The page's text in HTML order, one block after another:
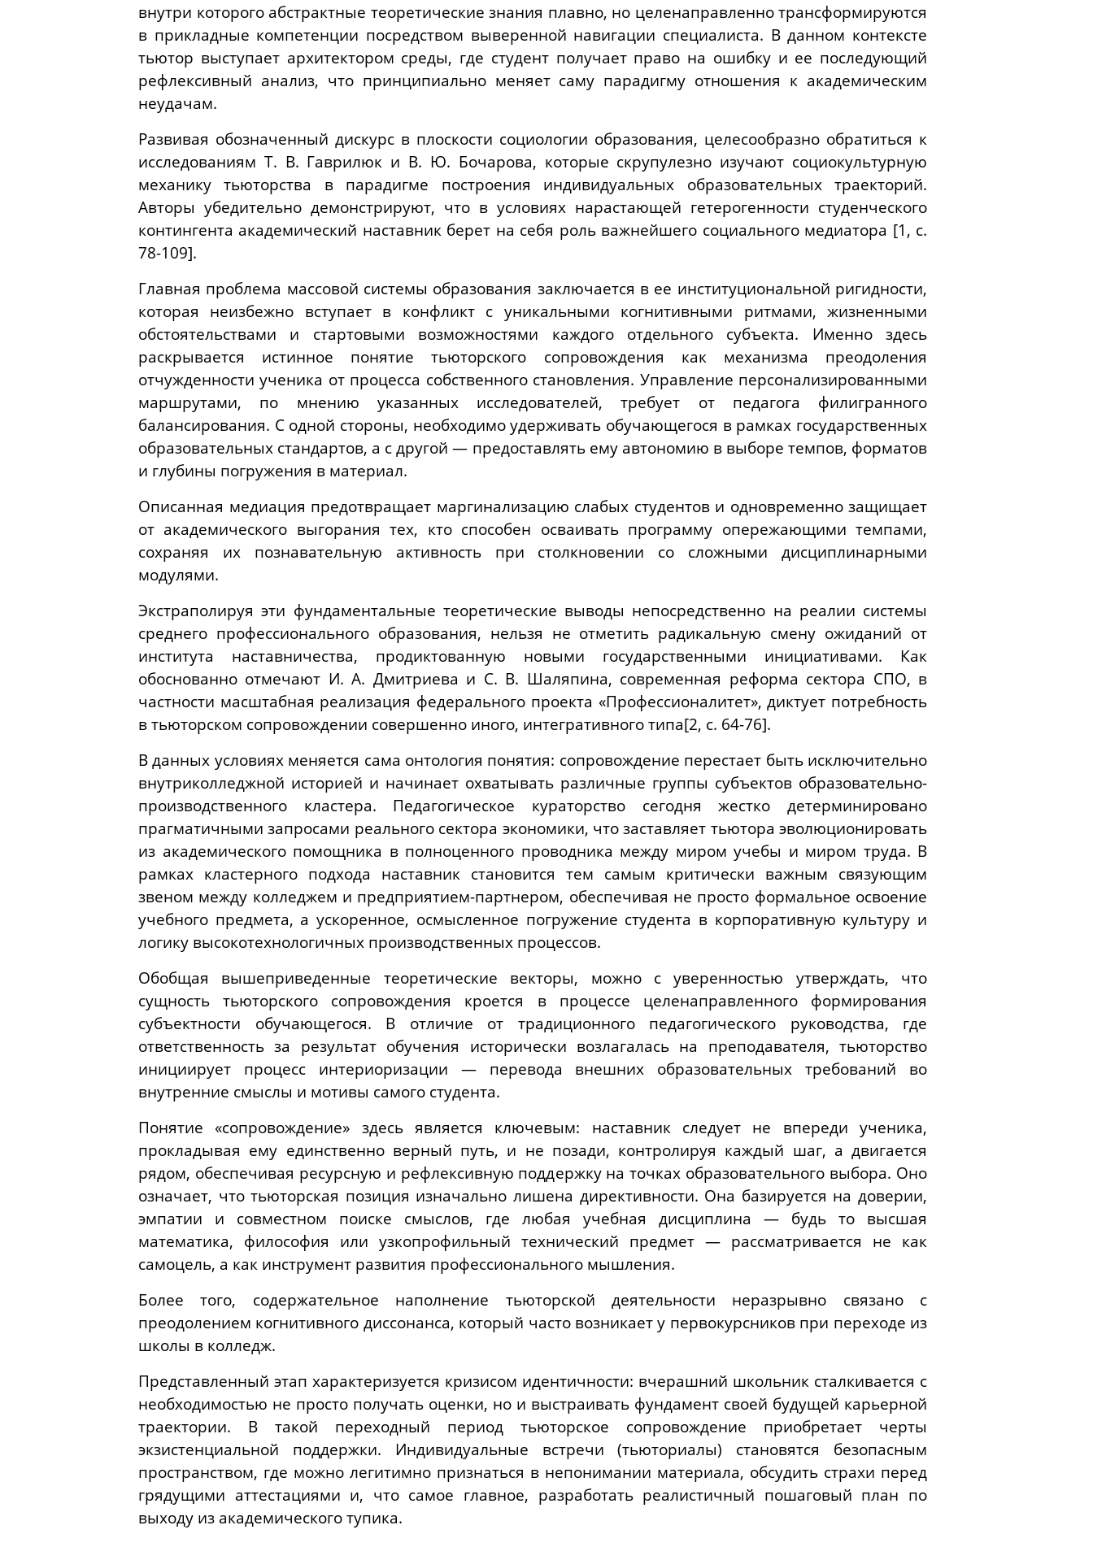
внутри которого абстрактные теоретические знания плавно, но целенаправленно трансформируются
в прикладные компетенции посредством выверенной навигации специалиста. В данном контексте
тьютор выступает архитектором среды, где студент получает право на ошибку и ее последующий
рефлексивный анализ, что принципиально меняет саму парадигму отношения к академическим
неудачам.
Развивая обозначенный дискурс в плоскости социологии образования, целесообразно обратиться к
исследованиям Т. В. Гаврилюк и В. Ю. Бочарова, которые скрупулезно изучают социокультурную
механику тьюторства в парадигме построения индивидуальных образовательных траекторий.
Авторы убедительно демонстрируют, что в условиях нарастающей гетерогенности студенческого
контингента академический наставник берет на себя роль важнейшего социального медиатора [1, c.
78-109].
Главная проблема массовой системы образования заключается в ее институциональной ригидности,
которая неизбежно вступает в конфликт с уникальными когнитивными ритмами, жизненными
обстоятельствами и стартовыми возможностями каждого отдельного субъекта. Именно здесь
раскрывается истинное понятие тьюторского сопровождения как механизма преодоления
отчужденности ученика от процесса собственного становления. Управление персонализированными
маршрутами, по мнению указанных исследователей, требует от педагога филигранного
балансирования. С одной стороны, необходимо удерживать обучающегося в рамках государственных
образовательных стандартов, а с другой — предоставлять ему автономию в выборе темпов, форматов
и глубины погружения в материал.
Описанная медиация предотвращает маргинализацию слабых студентов и одновременно защищает
от академического выгорания тех, кто способен осваивать программу опережающими темпами,
сохраняя их познавательную активность при столкновении со сложными дисциплинарными
модулями.
Экстраполируя эти фундаментальные теоретические выводы непосредственно на реалии системы
среднего профессионального образования, нельзя не отметить радикальную смену ожиданий от
института наставничества, продиктованную новыми государственными инициативами. Как
обоснованно отмечают И. А. Дмитриева и С. В. Шаляпина, современная реформа сектора СПО, в
частности масштабная реализация федерального проекта «Профессионалитет», диктует потребность
в тьюторском сопровождении совершенно иного, интегративного типа[2, c. 64-76].
В данных условиях меняется сама онтология понятия: сопровождение перестает быть исключительно
внутриколледжной историей и начинает охватывать различные группы субъектов образовательно-
производственного кластера. Педагогическое кураторство сегодня жестко детерминировано
прагматичными запросами реального сектора экономики, что заставляет тьютора эволюционировать
из академического помощника в полноценного проводника между миром учебы и миром труда. В
рамках кластерного подхода наставник становится тем самым критически важным связующим
звеном между колледжем и предприятием-партнером, обеспечивая не просто формальное освоение
учебного предмета, а ускоренное, осмысленное погружение студента в корпоративную культуру и
логику высокотехнологичных производственных процессов.
Обобщая вышеприведенные теоретические векторы, можно с уверенностью утверждать, что
сущность тьюторского сопровождения кроется в процессе целенаправленного формирования
субъектности обучающегося. В отличие от традиционного педагогического руководства, где
ответственность за результат обучения исторически возлагалась на преподавателя, тьюторство
инициирует процесс интериоризации — перевода внешних образовательных требований во
внутренние смыслы и мотивы самого студента.
Понятие «сопровождение» здесь является ключевым: наставник следует не впереди ученика,
прокладывая ему единственно верный путь, и не позади, контролируя каждый шаг, а двигается
рядом, обеспечивая ресурсную и рефлексивную поддержку на точках образовательного выбора. Оно
означает, что тьюторская позиция изначально лишена директивности. Она базируется на доверии,
эмпатии и совместном поиске смыслов, где любая учебная дисциплина — будь то высшая
математика, философия или узкопрофильный технический предмет — рассматривается не как
самоцель, а как инструмент развития профессионального мышления.
Более того, содержательное наполнение тьюторской деятельности неразрывно связано с
преодолением когнитивного диссонанса, который часто возникает у первокурсников при переходе из
школы в колледж.
Представленный этап характеризуется кризисом идентичности: вчерашний школьник сталкивается с
необходимостью не просто получать оценки, но и выстраивать фундамент своей будущей карьерной
траектории. В такой переходный период тьюторское сопровождение приобретает черты
экзистенциальной поддержки. Индивидуальные встречи (тьюториалы) становятся безопасным
пространством, где можно легитимно признаться в непонимании материала, обсудить страхи перед
грядущими аттестациями и, что самое главное, разработать реалистичный пошаговый план по
выходу из академического тупика.